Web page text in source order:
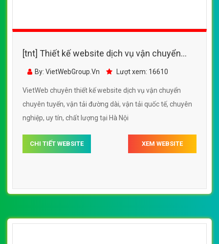
[tnt] Thiết kế website dịch vụ vận chuyển
chuyên tuyến, vận tải đường dài, vận tải quốc
By: VietWebGroup.Vn Lượt xem: 16610
VietWeb chuyên thiết kế website dịch vụ vận chuyển
chuyên tuyến, vận tải đường dài, vận tải quốc tế, chuyên
nghiệp, uy tín, chất lượng tại Hà Nội
CHI TIẾT WEBSITE XEM WEBSITE